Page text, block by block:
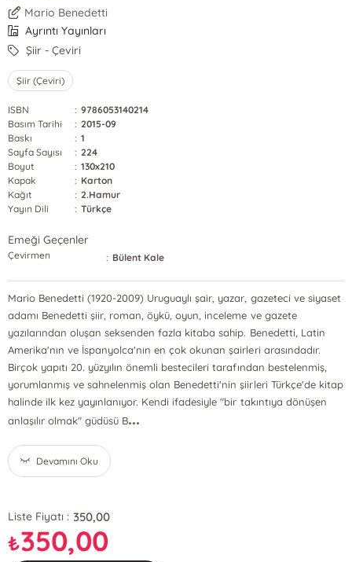
Mario Benedetti
Ayrıntı Yayınları
Şiir - Çeviri
Şiir (Çeviri)
ISBN : 9786053140214
Basım Tarihi
: 2015-09
Baskı
: 1
Sayfa Sayısı
: 224
Boyut
: 130x210
Kapak
: Karton
Kağıt
: 2.Hamur
Yayın Dili
: Türkçe
Emeği Geçenler
Çevirmen : Bülent Kale
Mario Benedetti (1920-2009) Uruguaylı şair, yazar, gazeteci ve siyaset
adamı Benedetti şiir, roman, öykü, oyun, inceleme ve gazete
yazılarından oluşan seksenden fazla kitaba sahip. Benedetti, Latin
Amerika'nın ve İspanyolca'nın en çok okunan şairleri arasındadır.
Birçok yapıtı 20. yüzyılın önemli bestecileri tarafından bestelenmiş,
yorumlanmış ve sahnelenmiş olan Benedetti'nin şiirleri Türkçe'de kitap
halinde ilk kez yayınlanıyor. Kendi ifadesiyle "bir takıntıya dönüşen
anlaşılır olmak" güdüsü B...
Devamını Oku
Liste Fiyatı : 350,00
₺350,00